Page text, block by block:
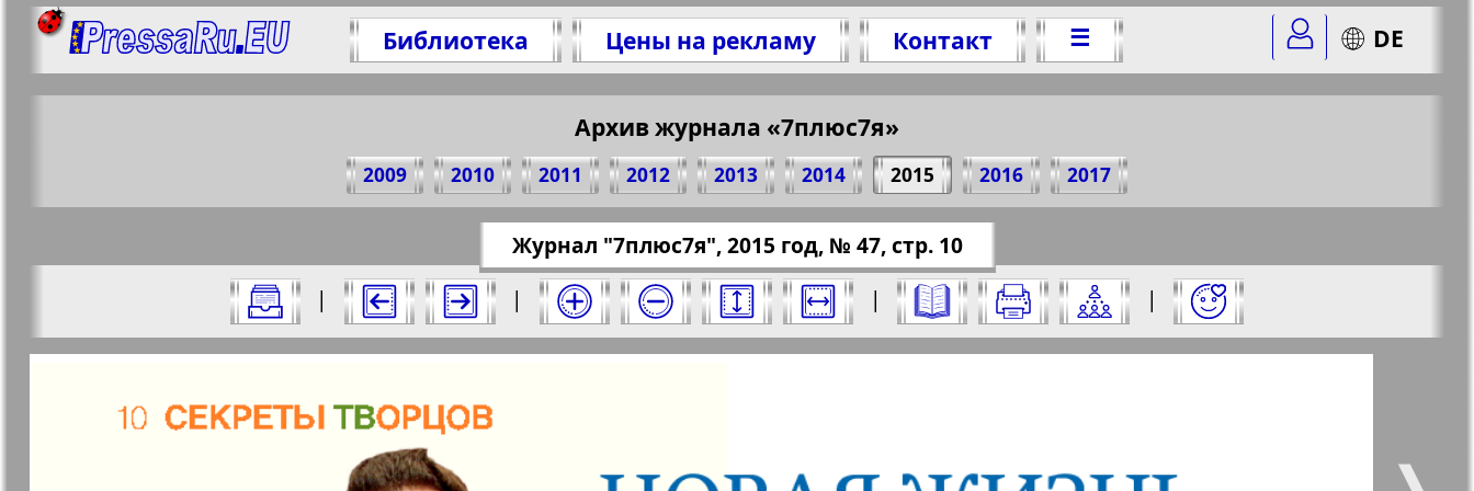
Библиотека Цены на рекламу Контакт ☰ DE
Архив журнала «7плюс7я»
2009 2010 2011 2012 2013 2014 2015 2016 2017
Все номера журнала "7плюс7я" за 2015 год. Выберите номер и нажмите на него:
Журнал "7плюс7я", 2015 год, № 47, стр. 10
|
| | |
Страницы журнала "7плюс7я". Номер: 47, 2015 год. Выберите страницу и нажмите на нее:
3 4 5
Отправить
Поделитесь 10 стр. журнала "7плюс7я", № 47, 2015 г.
(Нажмите, чтобы скопировать ссылку)
https://pressaru.eu/?pub=7-plus-semya&god=2015&nomer=47&str=10
Баден-
Берлинский
Все pro все Город 511